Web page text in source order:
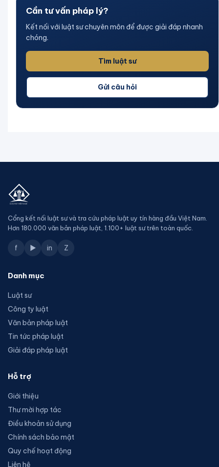
Cần tư vấn pháp lý?
Kết nối với luật sư chuyên môn để được giải đáp nhanh
chóng.
Tìm luật sư
Gửi câu hỏi
Cổng kết nối luật sư và tra cứu pháp luật uy tín hàng đầu Việt Nam.
Hơn 180.000 văn bản pháp luật, 1.100+ luật sư trên toàn quốc.
f ▶ in Z
Danh mục
Luật sư
Công ty luật
Văn bản pháp luật
Tin tức pháp luật
Giải đáp pháp luật
Hỗ trợ
Giới thiệu
Thư mời hợp tác
Điều khoản sử dụng
Chính sách bảo mật
Quy chế hoạt động
Liên hệ